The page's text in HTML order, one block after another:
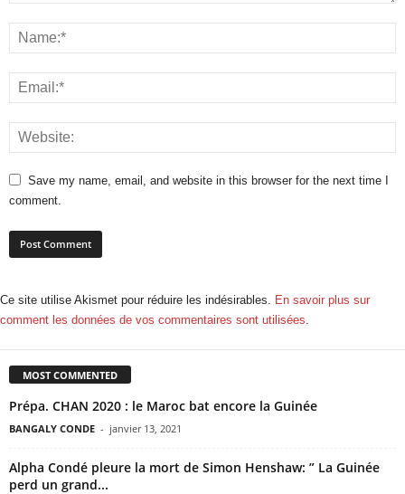
Save my name, email, and website in this browser for the next time I
comment.
Ce site utilise Akismet pour réduire les indésirables. En savoir plus sur
comment les données de vos commentaires sont utilisées
MOST COMMENTED
Prépa. CHAN 2020 : le Maroc bat encore la Guinée
BANGALY CONDE - janvier 13, 2021
Alpha Condé pleure la mort de Simon Henshaw: ” La Guinée
perd un grand...